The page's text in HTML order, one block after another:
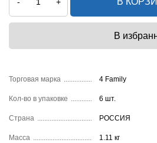
Торговая марка 4 Family
Кол-во в упаковке 6 шт.
Страна РОССИЯ
Масса 1.11 кг